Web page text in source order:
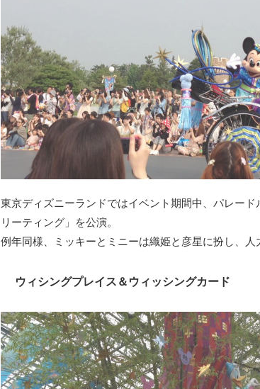
東京ディズニーランドではイベント期間中、パレー
リーティング」を公演。
例年同様、ミッキーとミニーは織姫と彦星に扮し、人
ウィシングプレイス＆ウィッシングカード